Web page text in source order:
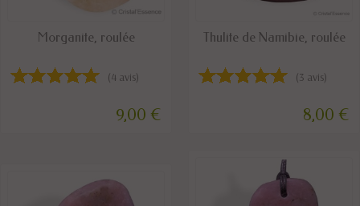
DISPONIBLE
Morganite, roulée
(4 avis)
9,00 €
EN STOCK
Thulite de Namibie, roulée
(3 avis)
8,00 €